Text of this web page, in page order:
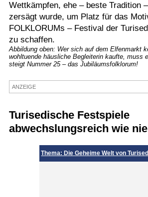
Sport
Termine
Kostenlos
Wettkämpfen, ehe – beste Tradition
zersägt wurde, um Platz für das
FOLKLORUMs – Festival der
zu schaffen.
Abbildung oben: Wer sich auf dem Elfenmarkt
wohltuende häusliche Begleiterin kaufte, muss
steigt Nummer 25 – das Jubiläumsfolklorum!
ANZEIGE
Turisedische Festspiele
abwechslungsreich wie
Thema: Die Geheime Welt von